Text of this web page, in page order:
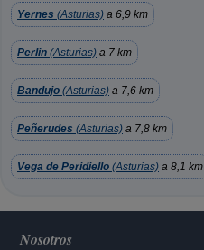
Yernes (Asturias) a 6,9 km
Perlin (Asturias) a 7 km
Bandujo (Asturias) a 7,6 km
Peñerudes (Asturias) a 7,8 km
Vega de Peridiello (Asturias) a 8,1 km
Nosotros